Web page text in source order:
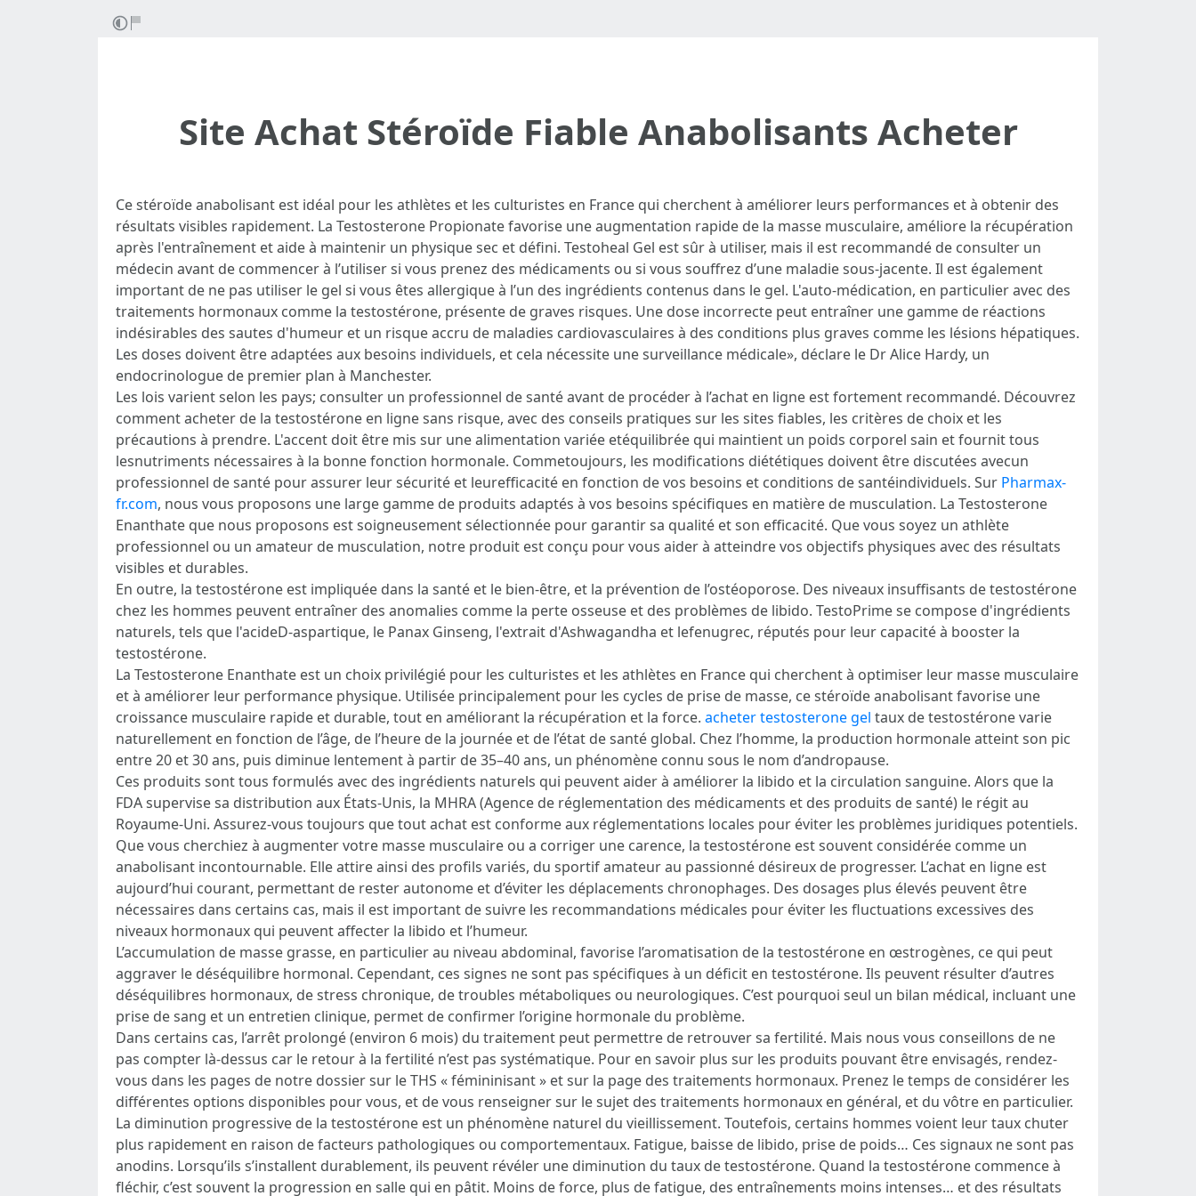
Site Achat Stéroïde Fiable Anabolisants Acheter
Ce stéroïde anabolisant est idéal pour les athlètes et les culturistes en France qui cherchent à améliorer leurs performances et à obtenir des
résultats visibles rapidement. La Testosterone Propionate favorise une augmentation rapide de la masse musculaire, améliore la récupération
après l'entraînement et aide à maintenir un physique sec et défini. Testoheal Gel est sûr à utiliser, mais il est recommandé de consulter un
médecin avant de commencer à l’utiliser si vous prenez des médicaments ou si vous souffrez d’une maladie sous-jacente. Il est également
important de ne pas utiliser le gel si vous êtes allergique à l’un des ingrédients contenus dans le gel. L'auto-médication, en particulier avec des
traitements hormonaux comme la testostérone, présente de graves risques. Une dose incorrecte peut entraîner une gamme de réactions
indésirables des sautes d'humeur et un risque accru de maladies cardiovasculaires à des conditions plus graves comme les lésions hépatiques.
Les doses doivent être adaptées aux besoins individuels, et cela nécessite une surveillance médicale», déclare le Dr Alice Hardy, un
endocrinologue de premier plan à Manchester.
Les lois varient selon les pays; consulter un professionnel de santé avant de procéder à l’achat en ligne est fortement recommandé. Découvrez
comment acheter de la testostérone en ligne sans risque, avec des conseils pratiques sur les sites fiables, les critères de choix et les
précautions à prendre. L'accent doit être mis sur une alimentation variée etéquilibrée qui maintient un poids corporel sain et fournit tous
lesnutriments nécessaires à la bonne fonction hormonale. Commetoujours, les modifications diététiques doivent être discutées avecun
professionnel de santé pour assurer leur sécurité et leurefficacité en fonction de vos besoins et conditions de santéindividuels. Sur Pharmax-
fr.com, nous vous proposons une large gamme de produits adaptés à vos besoins spécifiques en matière de musculation. La Testosterone
Enanthate que nous proposons est soigneusement sélectionnée pour garantir sa qualité et son efficacité. Que vous soyez un athlète
professionnel ou un amateur de musculation, notre produit est conçu pour vous aider à atteindre vos objectifs physiques avec des résultats
visibles et durables.
En outre, la testostérone est impliquée dans la santé et le bien-être, et la prévention de l’ostéoporose. Des niveaux insuffisants de testostérone
chez les hommes peuvent entraîner des anomalies comme la perte osseuse et des problèmes de libido. TestoPrime se compose d'ingrédients
naturels, tels que l'acideD-aspartique, le Panax Ginseng, l'extrait d'Ashwagandha et lefenugrec, réputés pour leur capacité à booster la
testostérone.
La Testosterone Enanthate est un choix privilégié pour les culturistes et les athlètes en France qui cherchent à optimiser leur masse musculaire
et à améliorer leur performance physique. Utilisée principalement pour les cycles de prise de masse, ce stéroïde anabolisant favorise une
croissance musculaire rapide et durable, tout en améliorant la récupération et la force. acheter testosterone gel taux de testostérone varie
naturellement en fonction de l’âge, de l’heure de la journée et de l’état de santé global. Chez l’homme, la production hormonale atteint son pic
entre 20 et 30 ans, puis diminue lentement à partir de 35–40 ans, un phénomène connu sous le nom d’andropause.
Ces produits sont tous formulés avec des ingrédients naturels qui peuvent aider à améliorer la libido et la circulation sanguine. Alors que la
FDA supervise sa distribution aux États-Unis, la MHRA (Agence de réglementation des médicaments et des produits de santé) le régit au
Royaume-Uni. Assurez-vous toujours que tout achat est conforme aux réglementations locales pour éviter les problèmes juridiques potentiels.
Que vous cherchiez à augmenter votre masse musculaire ou a corriger une carence, la testostérone est souvent considérée comme un
anabolisant incontournable. Elle attire ainsi des profils variés, du sportif amateur au passionné désireux de progresser. L’achat en ligne est
aujourd’hui courant, permettant de rester autonome et d’éviter les déplacements chronophages. Des dosages plus élevés peuvent être
nécessaires dans certains cas, mais il est important de suivre les recommandations médicales pour éviter les fluctuations excessives des
niveaux hormonaux qui peuvent affecter la libido et l’humeur.
L’accumulation de masse grasse, en particulier au niveau abdominal, favorise l’aromatisation de la testostérone en œstrogènes, ce qui peut
aggraver le déséquilibre hormonal. Cependant, ces signes ne sont pas spécifiques à un déficit en testostérone. Ils peuvent résulter d’autres
déséquilibres hormonaux, de stress chronique, de troubles métaboliques ou neurologiques. C’est pourquoi seul un bilan médical, incluant une
prise de sang et un entretien clinique, permet de confirmer l’origine hormonale du problème.
Dans certains cas, l’arrêt prolongé (environ 6 mois) du traitement peut permettre de retrouver sa fertilité. Mais nous vous conseillons de ne
pas compter là-dessus car le retour à la fertilité n’est pas systématique. Pour en savoir plus sur les produits pouvant être envisagés, rendez-
vous dans les pages de notre dossier sur le THS « fémininisant » et sur la page des traitements hormonaux. Prenez le temps de considérer les
différentes options disponibles pour vous, et de vous renseigner sur le sujet des traitements hormonaux en général, et du vôtre en particulier.
La diminution progressive de la testostérone est un phénomène naturel du vieillissement. Toutefois, certains hommes voient leur taux chuter
plus rapidement en raison de facteurs pathologiques ou comportementaux. Fatigue, baisse de libido, prise de poids… Ces signaux ne sont pas
anodins. Lorsqu’ils s’installent durablement, ils peuvent révéler une diminution du taux de testostérone. Quand la testostérone commence à
fléchir, c’est souvent la progression en salle qui en pâtit. Moins de force, plus de fatigue, des entraînements moins intenses… et des résultats